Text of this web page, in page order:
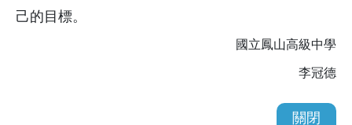
己的目標。
國立鳳山高級中學
李冠德
關閉